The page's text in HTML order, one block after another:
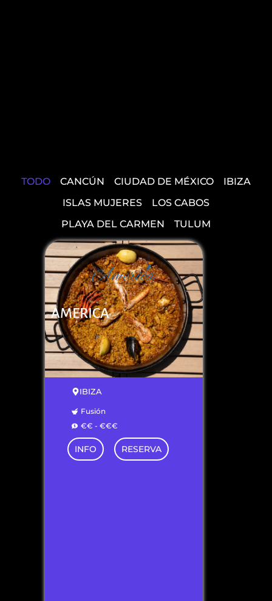
CANCÚN CIUDAD DE MÉXICO
IBIZA
ISLAS MUJERES
LOS CABOS
PLAYA DEL CARMEN
TULUM
TODO
AMERICA
Fusión
€€ - €€€
IBIZA
INFO RESERVA